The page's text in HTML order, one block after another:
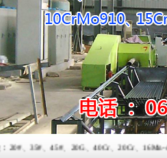
35#、45#、20G、40Cr、20Cr、